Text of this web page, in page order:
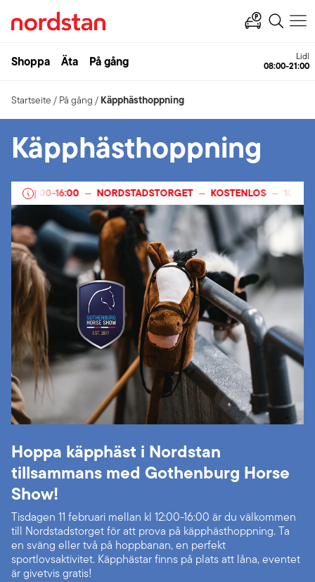
Shoppa Äta På gång Ahlsell
Öffnet
Startseite / På gång / Käpphästhoppning
Käpphästhoppning
|
12:00-16:00 — NORDSTADSTORGET — KOSTENLOS — 10
Hoppa käpphäst i Nordstan
tillsammans med Gothenburg Horse
Show!
Tisdagen 11 februari mellan kl 12:00-16:00 är du välkommen
till Nordstadstorget för att prova på käpphästhoppning. Ta
en sväng eller två på hoppbanan, en perfekt
sportlovsaktivitet. Käpphästar finns på plats att låna, eventet
är givetvis gratis!